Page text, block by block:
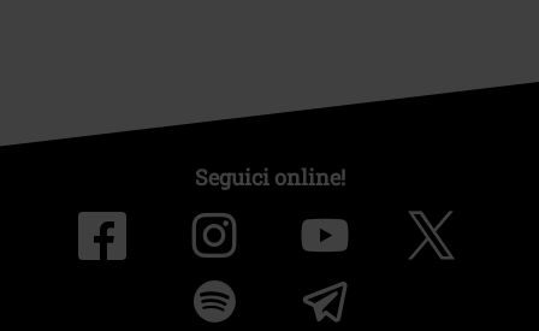
Seguici online!